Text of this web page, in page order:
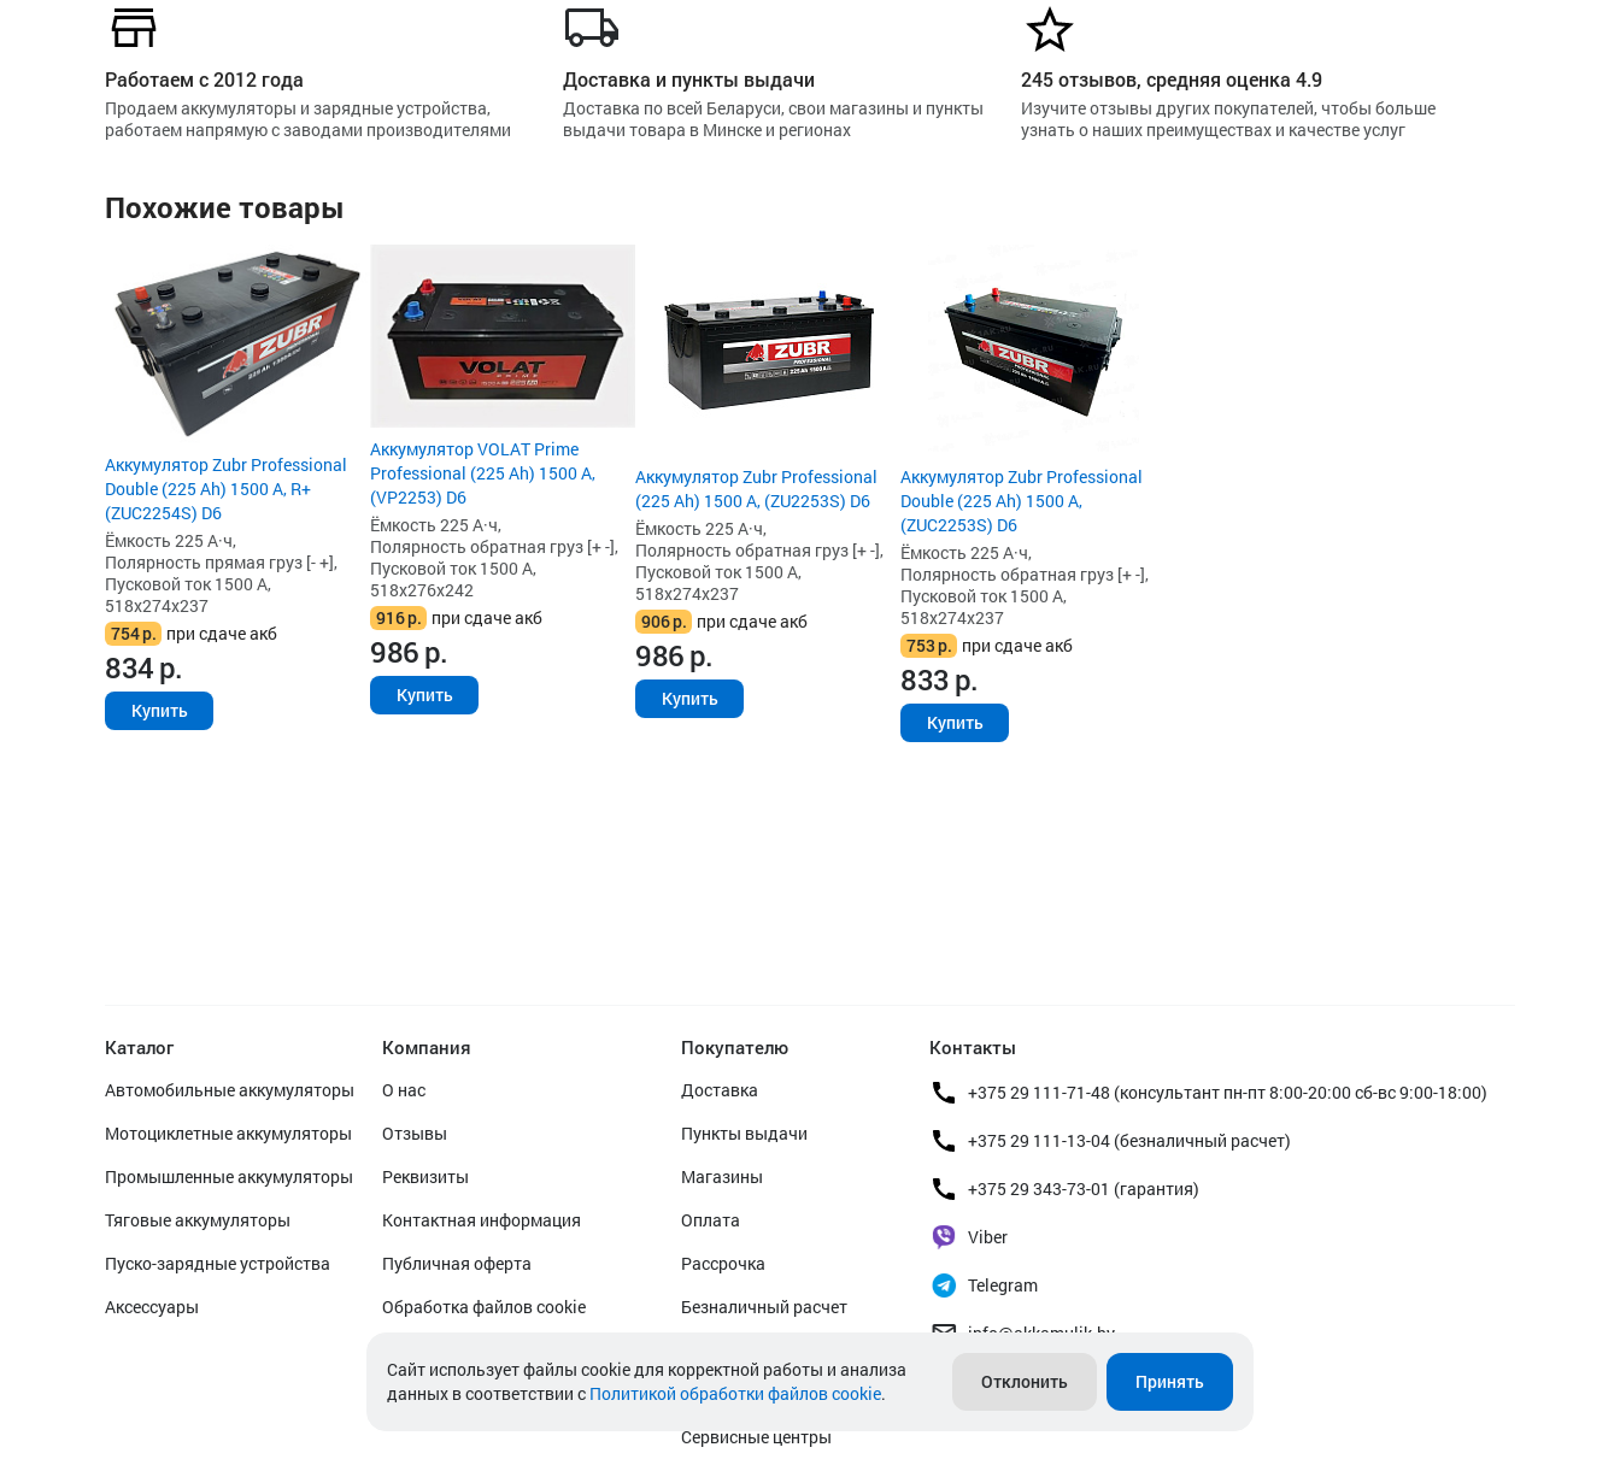
Работаем с 2012 года
Продаем аккумуляторы и зарядные устройства,
работаем напрямую с заводами производителями
Доставка и пункты выдачи
Доставка по всей Беларуси, свои магазины и пункты
выдачи товара в Минске и регионах
245 отзывов, средняя оценка 4.9
Изучите отзывы других покупателей, чтобы больше
узнать о наших преимуществах и качестве услуг
Похожие товары
Аккумулятор Zubr Professional
Double (225 Ah) 1500 А, R+
(ZUC2254S) D6
Ёмкость 225 А·ч,
Полярность прямая груз [- +],
Пусковой ток 1500 А,
518x274x237
754р. при сдаче акб
834р.
Купить
Аккумулятор VOLAT Prime
Professional (225 Ah) 1500 А,
(VP2253) D6
Ёмкость 225 А·ч,
Полярность обратная груз [+ -],
Пусковой ток 1500 А,
518x276x242
916р. при сдаче акб
986р.
Купить
Аккумулятор Zubr Professional
(225 Ah) 1500 А, (ZU2253S) D6
Ёмкость 225 А·ч,
Полярность обратная груз [+ -],
Пусковой ток 1500 А,
518x274x237
906р. при сдаче акб
986р.
Купить
Аккумулятор Zubr Professional
Double (225 Ah) 1500 А,
(ZUC2253S) D6
Ёмкость 225 А·ч,
Полярность обратная груз [+ -],
Пусковой ток 1500 А,
518x274x237
753р. при сдаче акб
833р.
Купить
Каталог
Автомобильные аккумуляторы
Мотоциклетные аккумуляторы
Промышленные аккумуляторы
Тяговые аккумуляторы
Пуско-зарядные устройства
Аксессуары
Компания
О нас
Отзывы
Реквизиты
Контактная информация
Публичная оферта
Обработка файлов cookie
Покупателю
Доставка
Пункты выдачи
Магазины
Оплата
Рассрочка
Безналичный расчет
Гарантийное обслуживание
Сервисные центры
Контакты
+375 29 111-71-48 (консультант пн-пт 8:00-20:00 сб-вс 9:00-18:00)
+375 29 111-13-04 (безналичный расчет)
+375 29 343-73-01 (гарантия)
Viber
Telegram
info@akkamulik.by
Cайт использует файлы cookie для корректной работы и анализа
данных в соответствии с Политикой обработки файлов cookie.
Отклонить Принять